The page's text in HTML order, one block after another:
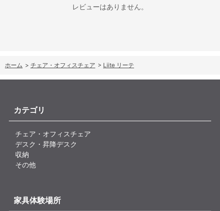
レビューはありません。
ホーム > チェア・オフィスチェア > Liite リーテ
カテゴリ
チェア・オフィスチェア
デスク・昇降デスク
収納
その他
家具体験場所